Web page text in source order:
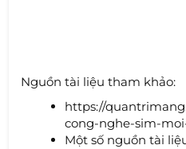
Nguồn tài liệu tham khảo:
https://
cong-nghe-sim-
Một số nguồn tài